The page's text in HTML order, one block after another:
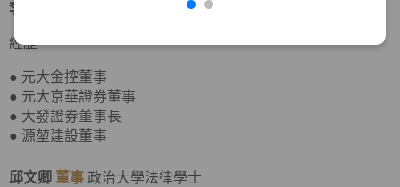
李岳蒼 日本東洋大學應用社會學士
經歷
● 元大金控董事
● 元大京華證券董事
● 大發證券董事長
● 源堃建設董事
邱文卿 董事 政治大學法律學士